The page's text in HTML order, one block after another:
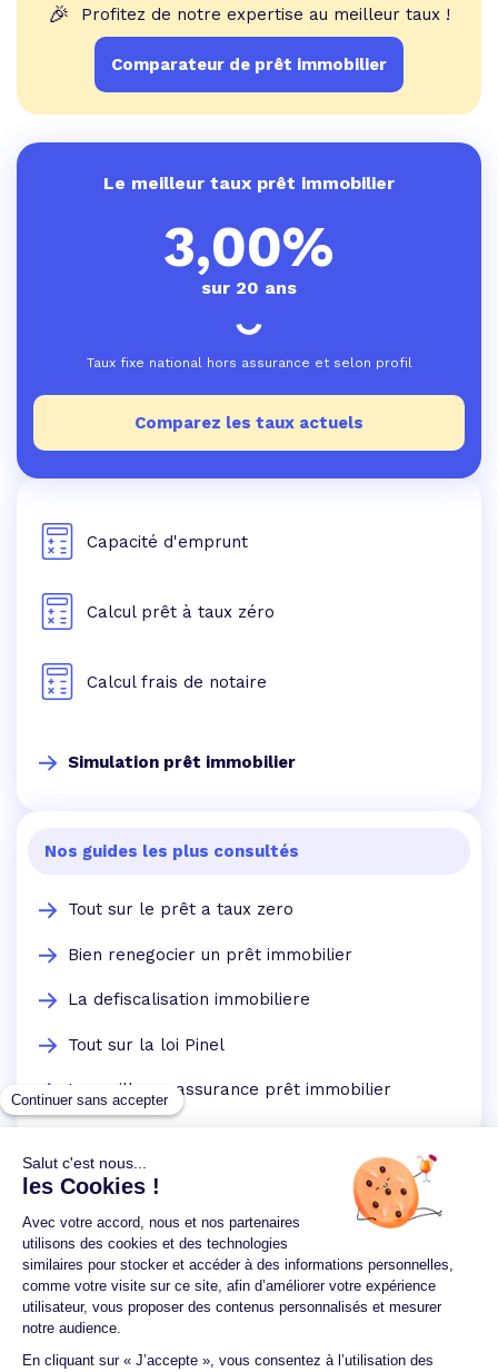
🎉 Profitez de notre expertise au meilleur taux !
Comparateur de prêt immobilier
Le meilleur taux prêt immobilier
3,00%
sur 20 ans
Taux fixe national hors assurance et selon profil
Comparez les taux actuels
Capacité d'emprunt
Calcul prêt à taux zéro
Calcul frais de notaire
Simulation prêt immobilier
Nos guides les plus consultés
Tout sur le prêt a taux zero
Bien renegocier un prêt immobilier
La defiscalisation immobiliere
Tout sur la loi Pinel
La meilleure assurance prêt immobilier
Un crédit vous engage et doit être remboursé.
Vérifiez vos capacités de remboursement avant de
vous engager.
Aucun versement, de quelque nature que ce soit, ne